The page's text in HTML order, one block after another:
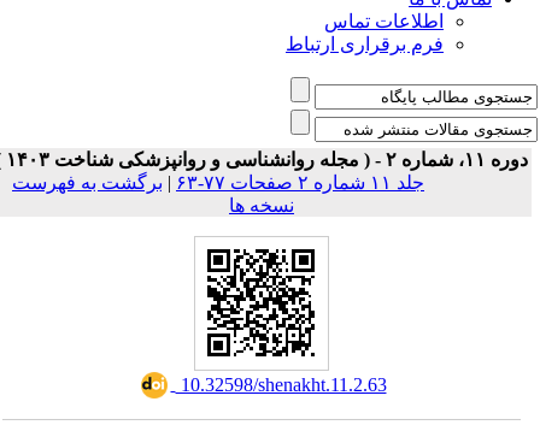
اطلاعات تماس
فرم برقراری ارتباط
شماره ۲ - ( مجله روانشناسی و روانپزشکی شناخت ۱۴۰۳ )
جلد ۱۱ شماره ۲ صفحات ۷۷-۶۳
| برگشت به فهرست
نسخه ها
‎ 10.32598/shenakht.11.2.63